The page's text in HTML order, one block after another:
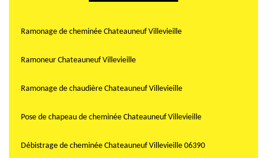
Ramonage de cheminée Chateauneuf Villevieille
Ramoneur Chateauneuf Villevieille
Ramonage de chaudière Chateauneuf Villevieille
Pose de chapeau de cheminée Chateauneuf Villevieille
Débistrage de cheminée Chateauneuf Villevieille 06390